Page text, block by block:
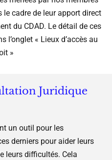
cadre de leur apport direct
du CDAD. Le détail de ces
l’onglet « Lieux d’accès au
»
Juridique
un outil pour les
derniers pour aider leurs
leurs difficultés. Cela